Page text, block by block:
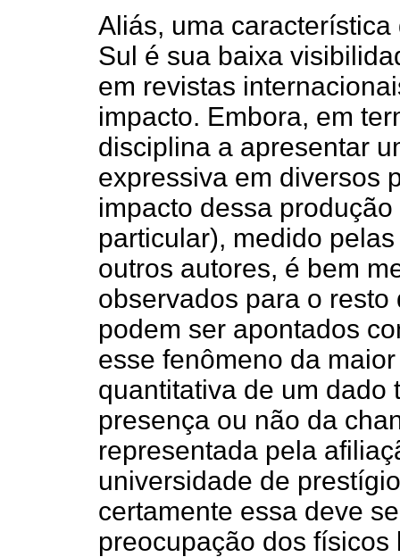
Aliás, uma
Sul é sua baixa
em revistas
impacto. Embora, em
disciplina a apresentar
expressiva em diversos
impacto dessa
particular), medido
outros autores, é bem
observados para o
podem ser apontados
esse fenômeno da
quantitativa de um dado
presença ou não da
representada pela
universidade de
certamente essa deve
preocupação dos